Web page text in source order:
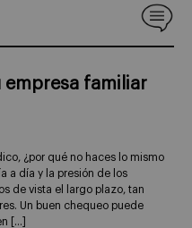
empresa familiar
¿por qué no haces lo mismo
a día y la presión de los
de vista el largo plazo, tan
Un buen chequeo puede
[…]